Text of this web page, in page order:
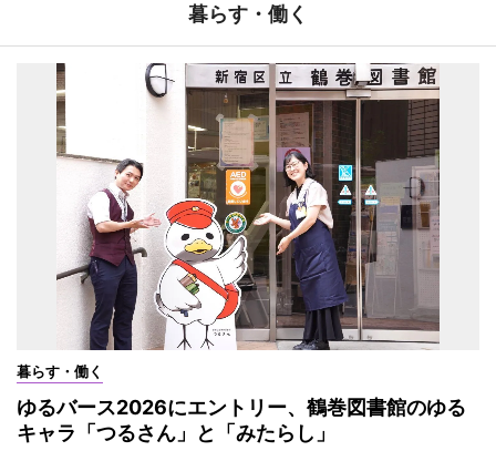
暮らす・働く
暮らす・働く
ゆるバース2026にエントリー、鶴巻図書館のゆる
キャラ「つるさん」と「みたらし」